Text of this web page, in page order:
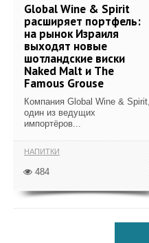
Global Wine & Spirit
расширяет портфель:
на рынок Израиля
выходят новые
шотландские виски
Naked Malt и The
Famous Grouse
Компания Global Wine & Spirit,
один из ведущих
импортёров...
НАПИТКИ
484